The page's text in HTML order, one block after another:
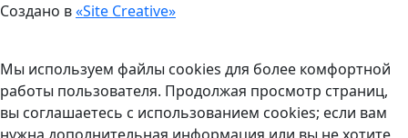
Создано в«Site Creative»
Мы используем файлы cookies для более комфортной
работы пользователя. Продолжая просмотр страниц,
вы соглашаетесь с использованием cookies; если вам